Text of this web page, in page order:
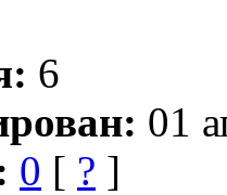
6
01
0 [ ? ]